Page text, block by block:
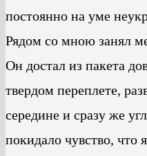
постоянно на уме
Рядом со мною занял
Он достал из пакета
твердом переплете,
середине и сразу же
покидало чувство, что